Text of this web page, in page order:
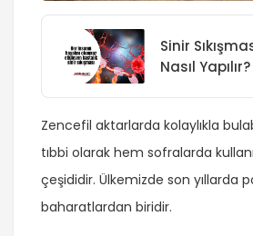
Sinir
Nasıl Yapılır?
Zencefil aktarlarda kolaylıkla
tıbbi olarak hem sofralarda
çeşididir. Ülkemizde son yıllarda
baharatlardan biridir.